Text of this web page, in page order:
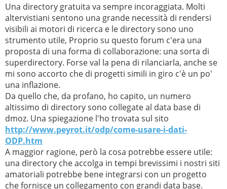
Una directory gratuita va sempre incoraggiata. Molti
altervistiani sentono una grande necessità di rendersi
visibili ai motori di ricerca e le directory sono uno
strumento utile, Proprio su questo forum c'era una
proposta di una forma di collaborazione: una sorta di
superdirectory. Forse val la pena di rilanciarla, anche se
mi sono accorto che di progetti simili in giro c'è un po'
una inflazione.
Da quello che, da profano, ho capito, un numero
altissimo di directory sono collegate al data base di
dmoz. Una spiegazione l'ho trovata sul sito
http://www.peyrot.it/odp/come-usare-i-dati-
ODP.htm
A maggior ragione, però la cosa potrebbe essere utile:
una directory che accolga in tempi brevissimi i nostri siti
amatoriali potrebbe bene integrarsi con un progetto
che fornisce un collegamento con grandi data base.